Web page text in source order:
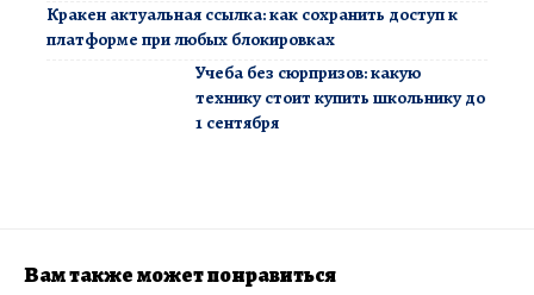
Кракен актуальная ссылка: как сохранить доступ к
платформе при любых блокировках
Учеба без сюрпризов: какую
технику стоит купить школьнику до
1 сентября
Вам также может понравиться